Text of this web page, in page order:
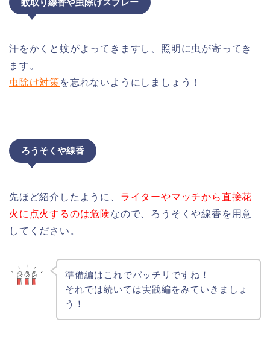
蚊取り線香や虫除けスプレー
汗をかくと蚊がよってきますし、照明に虫が寄ってき
ます。
虫除け対策を忘れないようにしましょう！
ろうそくや線香
先ほど紹介したように、 ライターやマッチから直接花
火に点火するのは危険なので、ろうそくや線香を用意
してください。
準備編はこれでバッチリですね！
それでは続いては実践編をみていきましょ
う！